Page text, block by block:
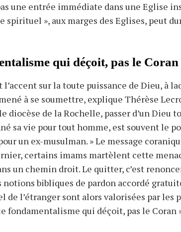
une entrée immédiate dans une Eglise
spirituel », aux marges des Eglises, peut
qui déçoit, pas le Coran
l’accent sur la toute puissance de Dieu, à
à se soumettre, explique Thérèse
diocèse de la Rochelle, passer d’un Dieu
sa vie pour tout homme, est souvent le
un ex-musulman. » Le message
certains imams martèlent cette
un chemin droit. Le quitter, c’est
notions bibliques de pardon accordé
de l’étranger sont alors valorisées par les
fondamentalisme qui déçoit, pas le Coran